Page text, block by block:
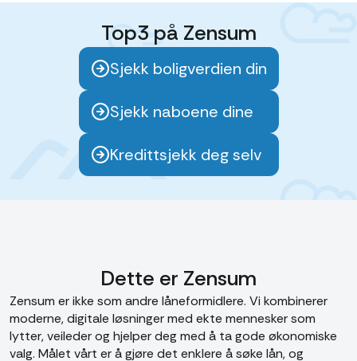
Top3 på Zensum
Sjekk boligverdien din
Sjekk naboene dine
Kredittsjekk deg selv
Dette er Zensum
Zensum er ikke som andre låneformidlere. Vi kombinerer
moderne, digitale løsninger med ekte mennesker som
lytter, veileder og hjelper deg med å ta gode økonomiske
valg. Målet vårt er å gjøre det enklere å søke lån, og